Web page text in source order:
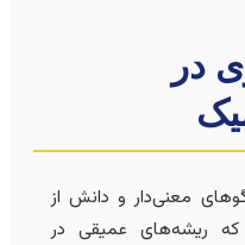
معنی‌دار و دانش از
عمیقی در